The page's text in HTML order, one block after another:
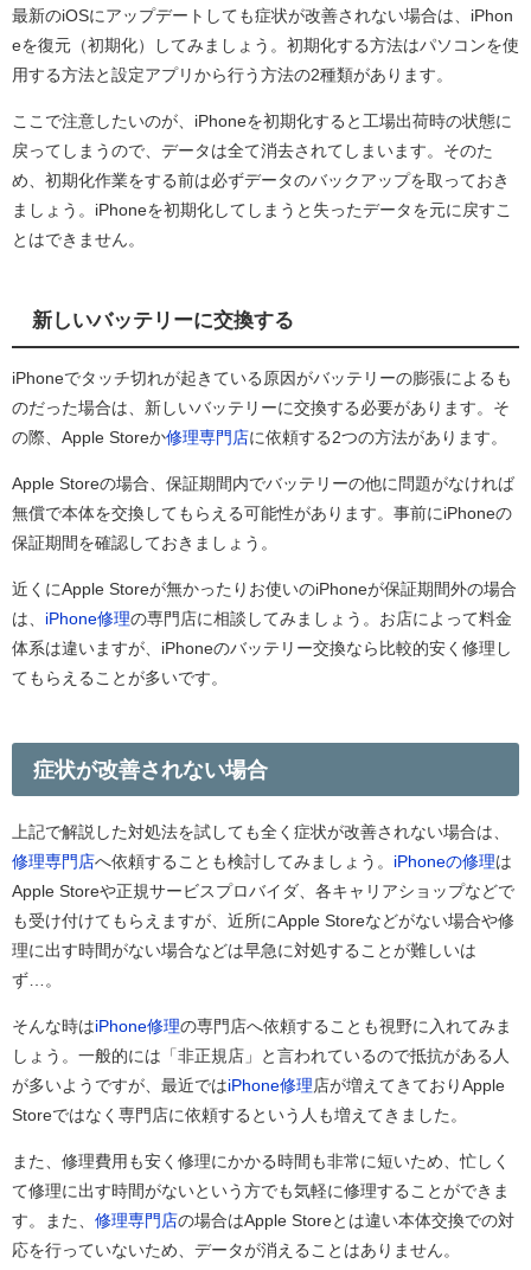
最新のiOSにアップデートしても症状が改善されない場合は、iPhon
eを復元（初期化）してみましょう。初期化する方法はパソコンを使
用する方法と設定アプリから行う方法の2種類があります。
ここで注意したいのが、iPhoneを初期化すると工場出荷時の状態に
戻ってしまうので、データは全て消去されてしまいます。そのた
め、初期化作業をする前は必ずデータのバックアップを取っておき
ましょう。iPhoneを初期化してしまうと失ったデータを元に戻すこ
とはできません。
新しいバッテリーに交換する
iPhoneでタッチ切れが起きている原因がバッテリーの膨張によるも
のだった場合は、新しいバッテリーに交換する必要があります。そ
の際、Apple Storeか修理専門店に依頼する2つの方法があります。
Apple Storeの場合、保証期間内でバッテリーの他に問題がなければ
無償で本体を交換してもらえる可能性があります。事前にiPhoneの
保証期間を確認しておきましょう。
近くにApple Storeが無かったりお使いのiPhoneが保証期間外の場合
は、 iPhone修理の専門店に相談してみましょう。お店によって料金
体系は違いますが、iPhoneのバッテリー交換なら比較的安く修理し
てもらえることが多いです。
症状が改善されない場合
上記で解説した対処法を試しても全く症状が改善されない場合は、
修理専門店へ依頼することも検討してみましょう。 iPhoneの修理は
Apple Storeや正規サービスプロバイダ、各キャリアショップなどで
も受け付けてもらえますが、近所にApple Storeなどがない場合や修
理に出す時間がない場合などは早急に対処することが難しいは
ず…。
そんな時はiPhone修理の専門店へ依頼することも視野に入れてみま
しょう。一般的には「非正規店」と言われているので抵抗がある人
が多いようですが、最近ではiPhone修理 店が増えてきておりApple
Storeではなく専門店に依頼するという人も増えてきました。
また、修理費用も安く修理にかかる時間も非常に短いため、忙しく
て修理に出す時間がないという方でも気軽に修理することができま
す。また、 修理専門店の場合はApple Storeとは違い本体交換での対
応を行っていないため、データが消えることはありません。